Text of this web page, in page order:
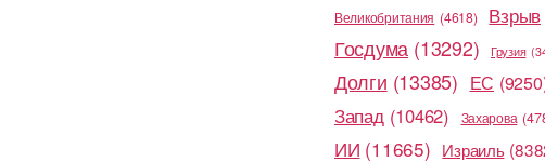
Великобритания (4618) Взрыв
Госдума (13292) Грузия
Долги (13385) ЕС
Запад (10462) Захарова
ИИ (11665) Израиль